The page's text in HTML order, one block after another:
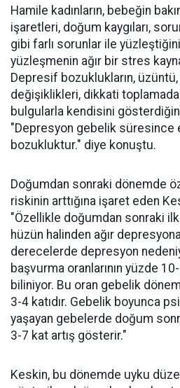
Hamile kadınların, bebeğin
işaretleri, doğum kaygıları,
gibi farlı sorunlar ile
yüzleşmenin ağır bir stres
Depresif bozuklukların,
değişiklikleri, dikkati
bulgularla kendisini
"Depresyon gebelik süresince
bozukluktur." diye konuştu.
Doğumdan sonraki dönemde
riskinin arttığına işaret eden
"Özellikle doğumdan sonraki
hüzün halinden ağır
derecelerde depresyon
başvurma oranlarının yüzde
biliniyor. Bu oran gebelik
3-4 katıdır. Gebelik boyunca
yaşayan gebelerde doğum
3-7 kat artış gösterir."
Keskin, bu dönemde uyku